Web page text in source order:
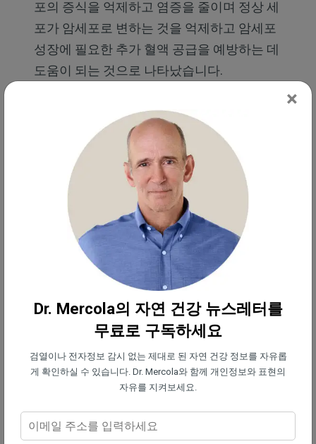
포의 증식을 억제하고 염증을 줄이며 정상 세
포가 암세포로 변하는 것을 억제하고 암세포
성장에 필요한 추가 혈액 공급을 예방하는 데
도움이 되는 것으로 나타났습니다.
은 프로바이오틱스의 가장 좋은 공급원이지
만, 식단에 고품질 프로바이오틱스를 추가할
수도 있습니다. 프로바이오틱스의 경구 투여
는 화학 요법으로 유발된 설사와 구강 점막염
을 줄이는 데 도움이 될 뿐만 아니라 항암화학
치료 환자의 면역 건강을 개선하는 데 도움이
되는 것으로 나타났습니다.
고품질 크릴 오일을 섭취하는 동
시에 가공된 식물성 오일의 섭취를 줄이면 오
메가-3 대 오메가-6 지방의 비율을 정상화하
드리아 건강을 증진하는 데 도움이 됩니다.
미토콘드리아 보호를 위한 기타 전략
×
Dr. Mercola의 자연 건강 뉴스레터를
무료로 구독하세요
검열이나 전자정보 감시 없는 제대로 된 자연 건강 정보를 자유롭
게 확인하실 수 있습니다. Dr. Mercola와 함께 개인정보와 표현의
자유를 지켜보세요.